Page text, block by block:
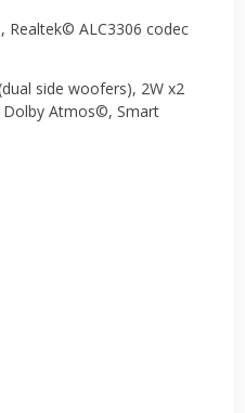
Realtek© ALC3306 codec
side woofers), 2W x2
Atmos©, Smart